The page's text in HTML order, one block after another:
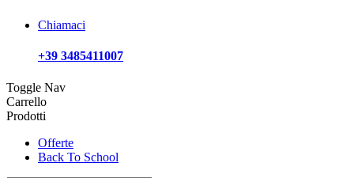
Chiamaci
+39 3485411007
Toggle Nav
Carrello
Prodotti
Offerte
Back To School